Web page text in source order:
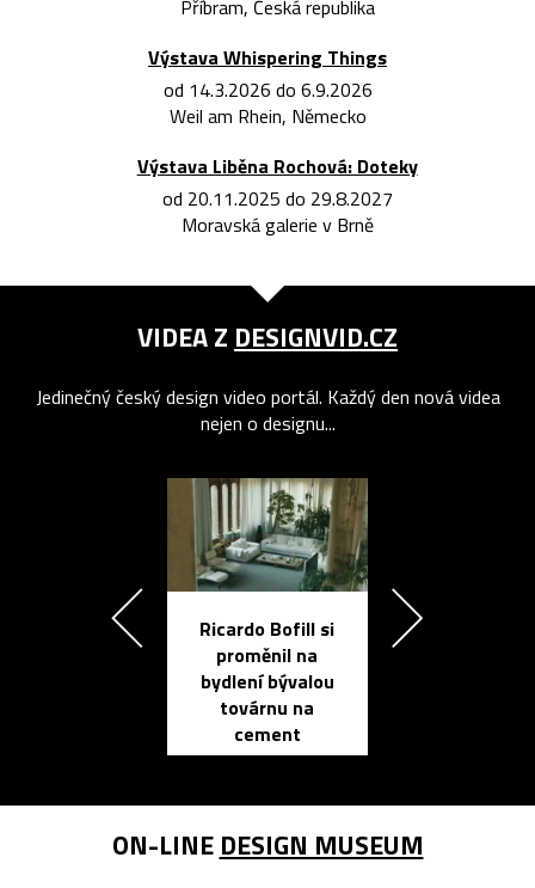
Příbram, Česká republika
Výstava Whispering Things
od 14.3.2026 do 6.9.2026
Weil am Rhein, Německo
Výstava Liběna Rochová: Doteky
od 20.11.2025 do 29.8.2027
Moravská galerie v Brně
VIDEA Z DESIGNVID.CZ
Jedinečný český design video portál. Každý den nová videa
nejen o designu...
Ricardo Bofill si
proměnil na
bydlení bývalou
továrnu na
cement
ON-LINE DESIGN MUSEUM